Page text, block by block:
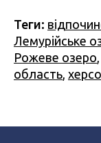
Теги:
Лемурійське
Рожеве озеро,
область,